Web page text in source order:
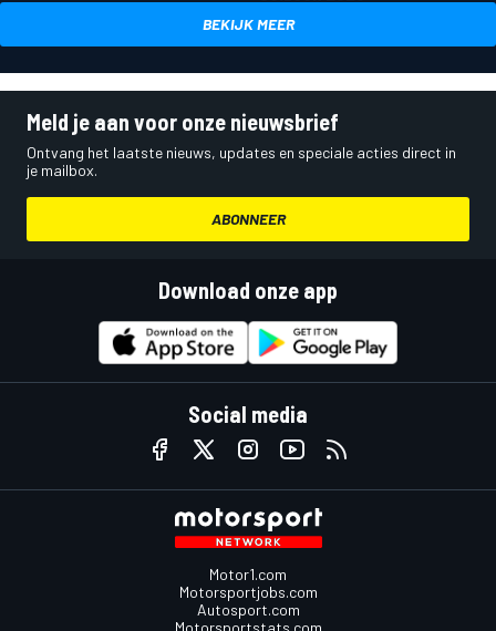
BEKIJK MEER
Meld je aan voor onze nieuwsbrief
Ontvang het laatste nieuws, updates en speciale acties direct in
je mailbox.
ABONNEER
Download onze app
Social media
Motor1.com
Motorsportjobs.com
Autosport.com